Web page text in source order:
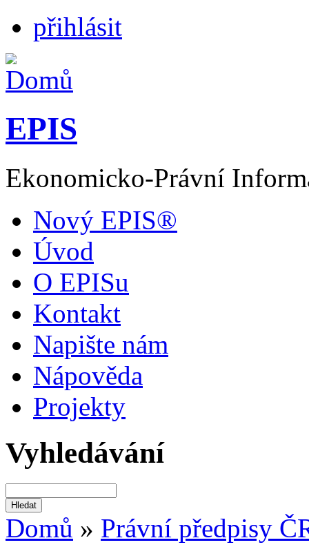
přihlásit
EPIS
Ekonomicko-Právní
Nový EPIS®
Úvod
O EPISu
Kontakt
Napište nám
Nápověda
Projekty
Vyhledávání
Domů » Právní předpisy